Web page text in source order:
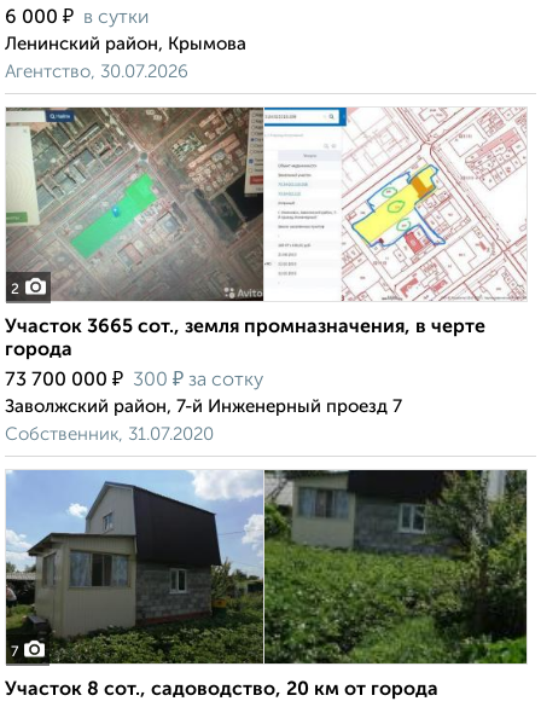
6 000 ₽ в сутки
Ленинский район, Крымова
Агентство, 30.07.2026
2
Участок 3665 сот., земля промназначения, в черте
города
73 700 000 ₽ 300 ₽ за сотку
Заволжский район, 7-й Инженерный проезд 7
Собственник, 31.07.2020
7
Участок 8 сот., садоводство, 20 км от города